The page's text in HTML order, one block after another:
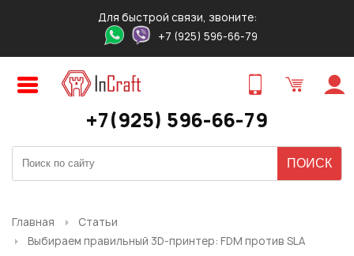
Для быстрой связи, звоните:
+7 (925) 596-66-79
+7(925) 596-66-79
Главная
Статьи
Выбираем правильный 3D-принтер: FDM против SLA
ОБРАТНЫЙ ЗВОНОК
Контактный телефон
ЗАКАЗ ТОВАРА В 1 КЛИК
Ваш E-mail*:
Авторизация
Пароль:
Запомнить меня
ПРЕДВАРИТЕЛЬНЫЙ ЗАКАЗ
ТОВАРА
Ваше имя*:
Ваш E-mail*: